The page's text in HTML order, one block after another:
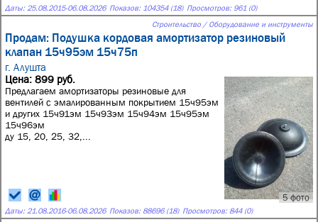
Даты: 25.08.2015-06.08.2026 Показов: 104354 (18) Просмотров: 961 (0)
Строительство / Оборудование и инструменты
Продам: Подушка кордовая амортизатор резиновый
клапан 15ч95эм 15ч75п
г. Алушта
5 фото
Цена: 899 руб.
Предлагаем амортизаторы резиновые для
вентилей с эмалированным покрытием 15ч95эм
и других 15ч91эм 15ч93эм 15ч94эм 15ч95эм
15ч96эм
ду 15, 20, 25, 32,...
Даты: 21.08.2016-06.08.2026 Показов: 88696 (18) Просмотров: 844 (0)